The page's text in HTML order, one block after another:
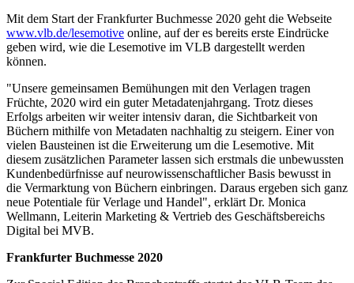
Mit dem Start der Frankfurter Buchmesse 2020 geht die Webseite
www.vlb.de/lesemotive online, auf der es bereits erste Eindrücke
geben wird, wie die Lesemotive im VLB dargestellt werden
können.
"Unsere gemeinsamen Bemühungen mit den Verlagen tragen
Früchte, 2020 wird ein guter Metadatenjahrgang. Trotz dieses
Erfolgs arbeiten wir weiter intensiv daran, die Sichtbarkeit von
Büchern mithilfe von Metadaten nachhaltig zu steigern. Einer von
vielen Bausteinen ist die Erweiterung um die Lesemotive. Mit
diesem zusätzlichen Parameter lassen sich erstmals die unbewussten
Kundenbedürfnisse auf neurowissenschaftlicher Basis bewusst in
die Vermarktung von Büchern einbringen. Daraus ergeben sich ganz
neue Potentiale für Verlage und Handel", erklärt Dr. Monica
Wellmann, Leiterin Marketing & Vertrieb des Geschäftsbereichs
Digital bei MVB.
Frankfurter Buchmesse 2020